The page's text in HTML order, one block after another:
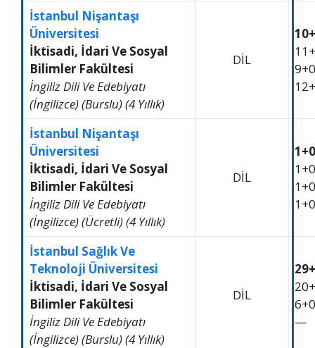
İstanbul Nişantaşı
Üniversitesi
İktisadi, İdari Ve Sosyal
Bilimler Fakültesi
İngiliz Dili Ve Edebiyatı
(İngilizce) (Burslu) (4 Yıllık)
DİL
9+0
İstanbul Nişantaşı
Üniversitesi
İktisadi, İdari Ve Sosyal
Bilimler Fakültesi
İngiliz Dili Ve Edebiyatı
(İngilizce) (Ücretli) (4 Yıllık)
DİL
1+0
1+0
1+0
İstanbul Sağlık Ve
Teknoloji Üniversitesi
İktisadi, İdari Ve Sosyal
Bilimler Fakültesi
İngiliz Dili Ve Edebiyatı
(İngilizce) (Burslu) (4 Yıllık)
DİL
6+0
—